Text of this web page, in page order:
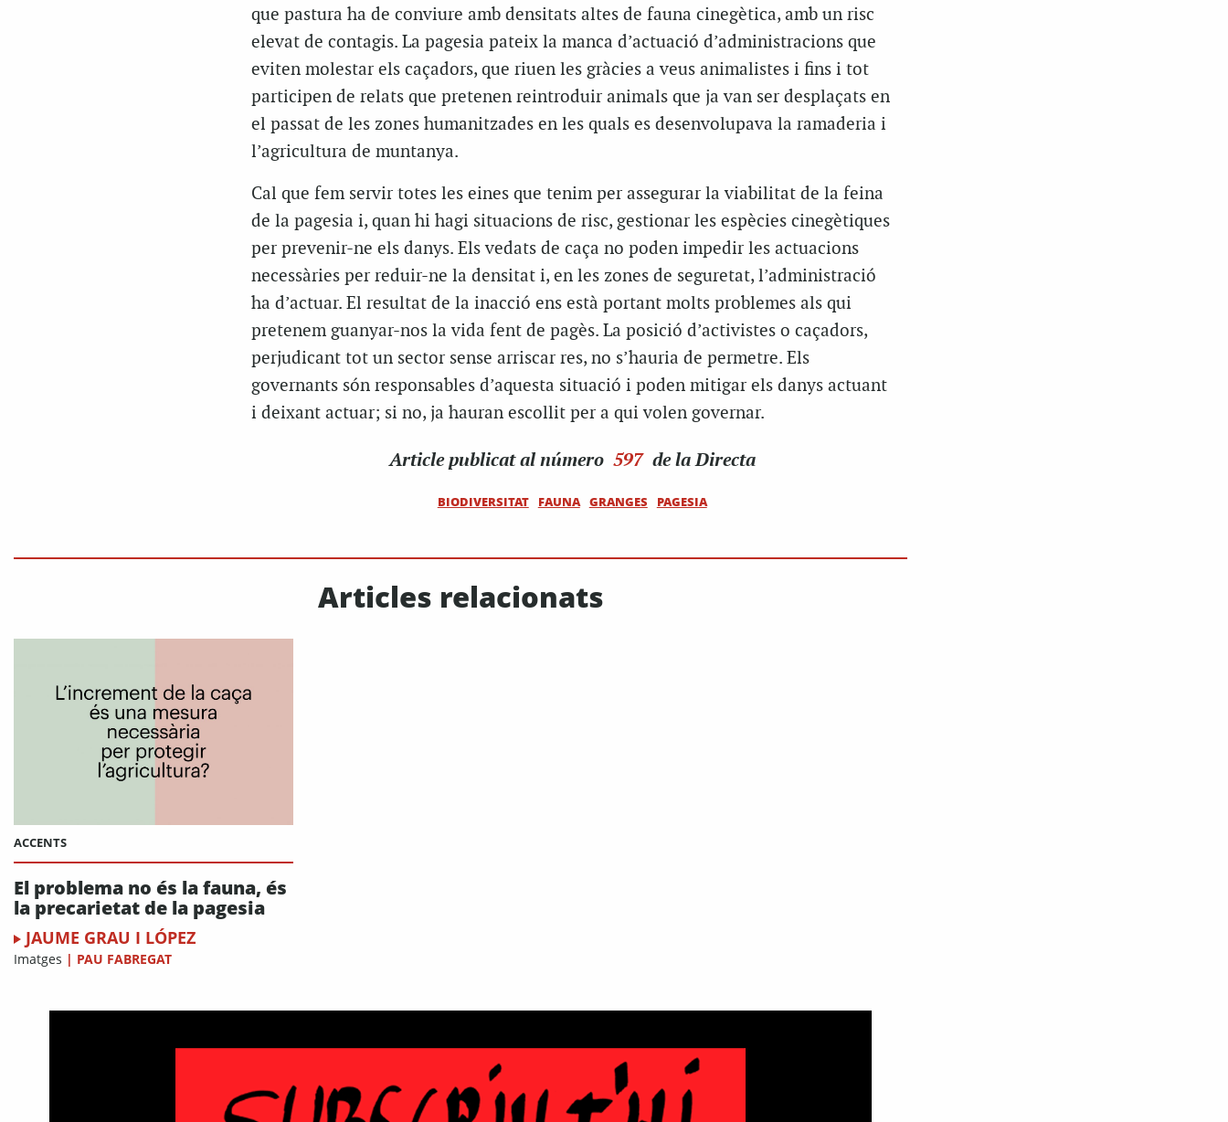
que pastura ha de conviure amb densitats altes de fauna cinegètica, amb un risc
elevat de contagis. La pagesia pateix la manca d’actuació d’administracions que
eviten molestar els caçadors, que riuen les gràcies a veus animalistes i fins i tot
participen de relats que pretenen reintroduir animals que ja van ser desplaçats en
el passat de les zones humanitzades en les quals es desenvolupava la ramaderia i
l’agricultura de muntanya.
Cal que fem servir totes les eines que tenim per assegurar la viabilitat de la feina
de la pagesia i, quan hi hagi situacions de risc, gestionar les espècies cinegètiques
per prevenir-ne els danys. Els vedats de caça no poden impedir les actuacions
necessàries per reduir-ne la densitat i, en les zones de seguretat, l’administració
ha d’actuar. El resultat de la inacció ens està portant molts problemes als qui
pretenem guanyar-nos la vida fent de pagès. La posició d’activistes o caçadors,
perjudicant tot un sector sense arriscar res, no s’hauria de permetre. Els
governants són responsables d’aquesta situació i poden mitigar els danys actuant
i deixant actuar; si no, ja hauran escollit per a qui volen governar.
Articlepublicat al número 597 de la Directa
BIODIVERSITAT FAUNA GRANGES PAGESIA
Articles relacionats
ACCENTS
El problema no és la fauna, és
la precarietat de la pagesia
JAUME GRAU I LÓPEZ
Imatges | PAU FABREGAT